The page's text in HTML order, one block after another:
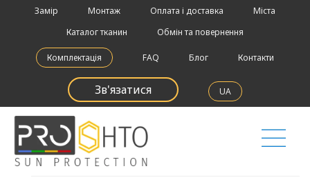
Замір Монтаж Оплата і доставка
Міста
Каталог тканин
Обмін та повернення
Комплектація FAQ Блог Контакти
Зв'язатися UA